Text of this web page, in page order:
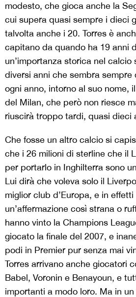
modesto, che gioca anche la
cui supera quasi sempre i dieci
talvolta anche i 20. Torres è
capitano da quando ha 19 anni
un’importanza storica nel calcio
diversi anni che sembra sempre
ogni anno, intorno al suo nome,
del Milan, che però non riesce
riuscirà troppo tardi, quasi dieci
Che fosse un altro calcio si
che i 26 milioni di sterline che il
per portarlo in Inghilterra sono
Lui dirà che voleva solo il
miglior club d’Europa, e in effetti
un’affermazione così strana o
hanno vinto la Champions
giocato la finale del 2007, e
podi in Premier pur senza mai
Torres arrivano anche giocatori
Babel, Voronin e Benayoun, e
importanti a modo loro. Ma in un